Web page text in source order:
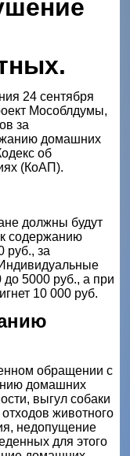
24 сентября
Мособлдумы,
за
домашних
об
(КоАП).
должны будут
содержанию
руб., за
до 5000 руб., а при
10 000 руб.
обращении с
домашних
выгул собаки
животного
недопущение
для этого